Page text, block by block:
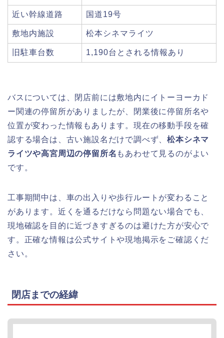
近い幹線道路 国道19号
敷地内施設 松本シネマライツ
旧駐車台数 1,190台とされる情報あり
バスについては、閉店前には敷地内にイトーヨーカド
ー関連の停留所がありましたが、閉業後に停留所名や
位置が変わった情報もあります。現在の移動手段を確
認する場合は、古い施設名だけで調べず、松本シネマ
ライツや高宮周辺の停留所名 もあわせて見るのがよい
です。
工事期間中は、車の出入りや歩行ルートが変わること
があります。近くを通るだけなら問題ない場合でも、
現地確認を目的に近づきすぎるのは避けた方が安心で
す。正確な情報は公式サイトや現地掲示をご確認くだ
さい。
閉店までの経緯